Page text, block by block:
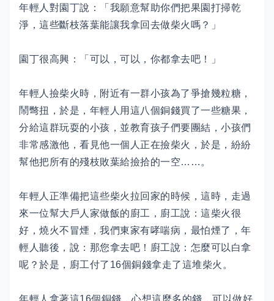
年輕人對園丁說：「我願意幫助你們把果園打掃乾
淨，這些斷枝落葉能讓我拿回去做柴火嗎？」
園丁很高興：「可以，可以，你都拿去吧！」
年輕人撿柴火時，附近有一群小孩為了爭搶幾粒糖，
鬧彆扭，於是，年輕人用這八個銅錢買了一些糖果，
分給這群玩耍的小孩，並教育孩子們要團結，小孩們
非常感激他，看見他一個人正在撿柴火，於是，紛紛
幫他把所有的殘枝敗葉給撿拾的一空……。
年輕人正準備把這些柴火拉回家的時候，這時，走過
來一位幫大戶人家做飯的廚工，廚工說：這柴火很
好，燒火不冒煙，我們東家有哮喘病，最怕煙了，年
輕人聽後，說：那您拿去吧！廚工說：怎麼可以白拿
呢？於是，廚工付了16個銅錢拿走了這堆柴火。
年輕人拿著這16個銅錢，心想這麼多的錢，可以做好